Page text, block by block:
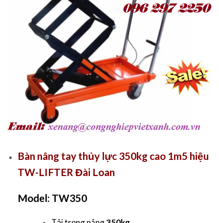
Bàn nâng tay thủy lực 350kg cao 1m5 hiệu
TW-LIFTER Đài Loan
Model: TW350